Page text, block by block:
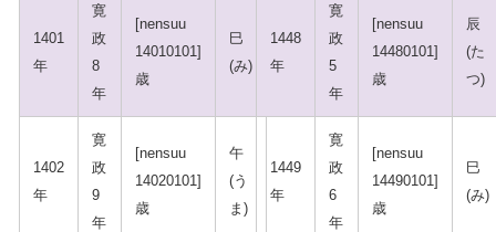
1401
年
寛
政
8
年
[nensuu
14010101]
歳
巳
(み)
1402
年
寛
政
9
年
[nensuu
14020101]
歳
午
(う
ま)
1448
年
寛
政
5
年
[nensuu
14480101]
歳
辰
(た
つ)
1449
年
寛
政
6
年
[nensuu
14490101]
歳
巳
(み)